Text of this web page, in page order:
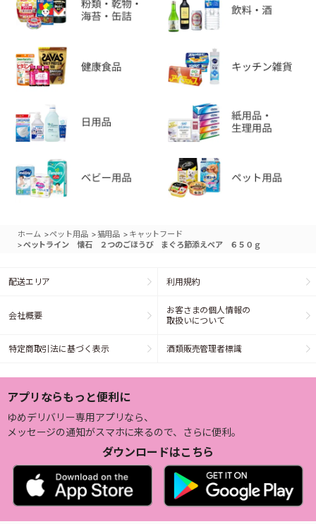
ホーム >ペット用品 >猫用品 > キャットフード
>ペットライン 懐石 ２つのごほうび まぐろ節添えペア ６５０ｇ
配送エリア 利用規約
会社概要
お客さまの個人情報の
取扱いについて
特定商取引法に基づく表示 酒類販売管理者標識
アプリならもっと便利に
ゆめデリバリー専用アプリなら、
メッセージの通知がスマホに来るので、さらに便利。
ダウンロードはこちら